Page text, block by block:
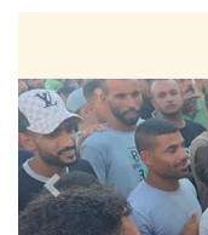
ووسط ...
تحو ...